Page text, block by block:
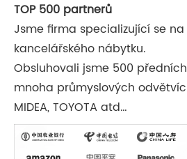
TOP 500 partnerů
Jsme firma specializující se
kancelářského nábytku.
Obsluhovali jsme 500
mnoha průmyslových
MIDEA, TOYOTA atd…